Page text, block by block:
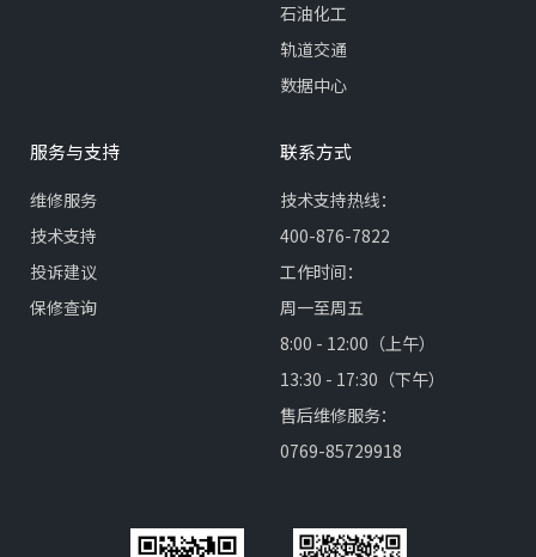
石油化工
轨道交通
数据中心
服务与支持
维修服务
技术支持
投诉建议
保修查询
联系方式
技术支持热线：
400-876-7822
工作时间：
周一至周五
8:00 - 12:00（上午）
13:30 - 17:30（下午）
售后维修服务：
0769-85729918